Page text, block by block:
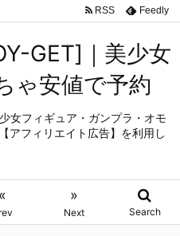
GET]｜美少女
ゃ安値で予約
女フィギュア・ガンプラ・オモ
アフィリエイト広告】を利用し
« »
Next Search
RSS Feedly